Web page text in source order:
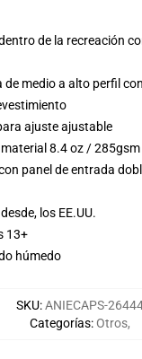
de la recreación
medio a alto perfil
ajuste ajustable
material 8.4 oz / 285gsm
panel de entrada
los EE.UU.
13+
húmedo
SKU:ANIECAPS-
Categorías:Otros,